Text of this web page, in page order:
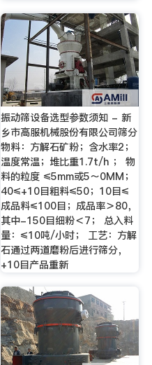
振动筛设备选型参数须知 - 新
乡市高服机械股份有限公司筛分
物料：方解石矿粉；含水率2；
温度常温；堆比重1.7t/h ； 物
料的粒度 ≤5mm或5～0MM；
40≤+10目粗料≤50；10目≤
成品料≤100目；成品率＞80，
其中-150目细粉＜7； 总入料
量：≤10吨/小时； 工艺：方解
石通过两道磨粉后进行筛分，
+10目产品重新